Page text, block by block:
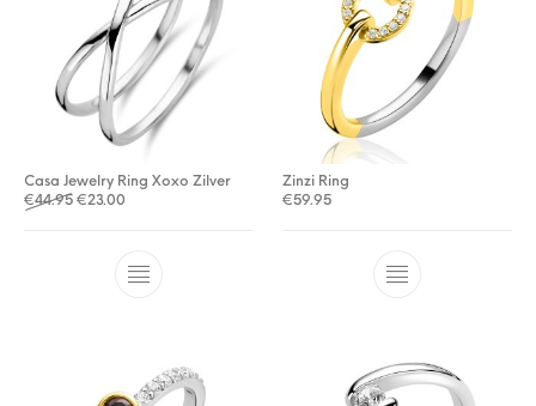
Casa Jewelry Ring Xoxo Zilver
€44.95 Oorspronkelijke prijs was: €44.95.
€23.00 Huidige prijs is: €23.00.
Zinzi Ring
€59.95